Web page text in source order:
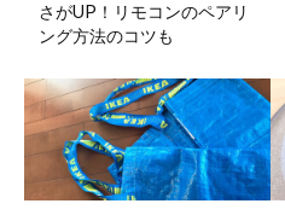
さがUP！リモコンのペアリ
ング方法のコツも